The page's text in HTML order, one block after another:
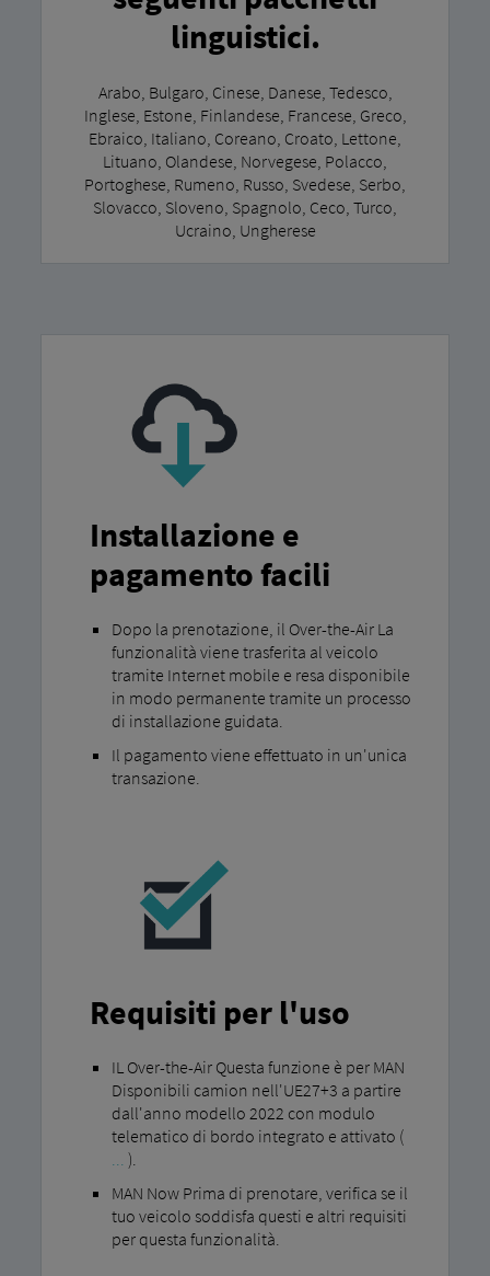
linguistici.
Arabo, Bulgaro, Cinese, Danese, Tedesco,
Inglese, Estone, Finlandese, Francese, Greco,
Ebraico, Italiano, Coreano, Croato, Lettone,
Lituano, Olandese, Norvegese, Polacco,
Portoghese, Rumeno, Russo, Svedese, Serbo,
Slovacco, Sloveno, Spagnolo, Ceco, Turco,
Ucraino, Ungherese
Installazione e
pagamento facili
Dopo la prenotazione, il Over-the-Air La
funzionalità viene trasferita al veicolo
tramite Internet mobile e resa disponibile
in modo permanente tramite un processo
di installazione guidata.
Il pagamento viene effettuato in un'unica
transazione.
Requisiti per l'uso
IL Over-the-Air Questa funzione è per MAN
Disponibili camion nell'UE27+3 a partire
dall'anno modello 2022 con modulo
telematico di bordo integrato e attivato (
... ).
MAN Now Prima di prenotare, verifica se il
tuo veicolo soddisfa questi e altri requisiti
per questa funzionalità.